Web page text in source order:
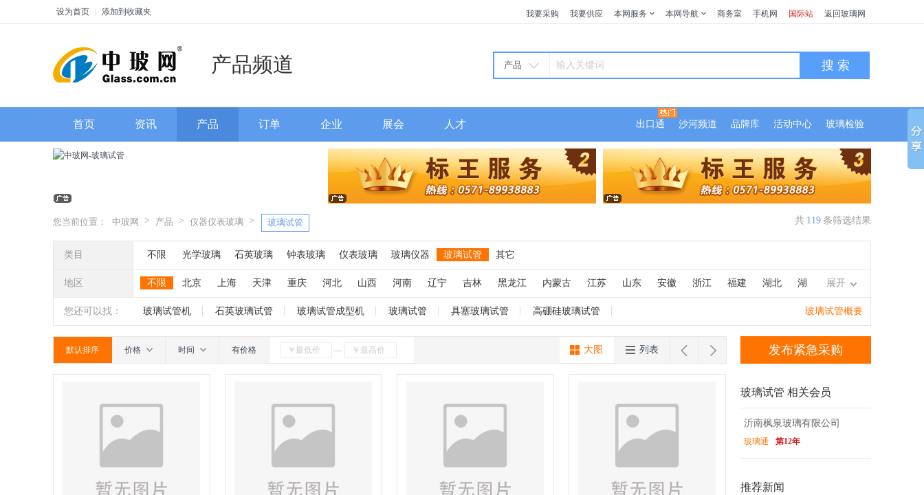
设为首页 添加到收藏夹 我要采购 我要供应 本网服务 本网导航 商务室 手机网 国际站 返回玻璃网
产品频道 产品 搜 索
首页 资讯 产品 订单 企业 展会 人才 出口通 沙河频道 品牌库 活动中心 玻璃检验
您当前位置： 中玻网 > 产品 > 仪器仪表玻璃 > 玻璃试管 共 119 条筛选结果
类目 不限 光学玻璃 石英玻璃 钟表玻璃 仪表玻璃 玻璃仪器 玻璃试管 其它
地区 不限 北京 上海 天津 重庆 河北 山西 河南 辽宁 吉林 黑龙江 内蒙古 江苏 山东 安徽 浙江 福建 湖北 湖
南 广东 广西 江西 四川 海南 贵州 云南 西藏 陕西 甘肃 青海 宁夏 新疆
展开
您还可以找： 玻璃试管机 石英玻璃试管 玻璃试管成型机 玻璃试管 具塞玻璃试管 高硼硅玻璃试管 玻璃试管概要
默认排序 价格 时间 有价格 —  
大图 列表 发布紧急采购
玻璃试管 相关会员
沂南枫泉玻璃有限公司
玻璃通 第12年
推荐新闻